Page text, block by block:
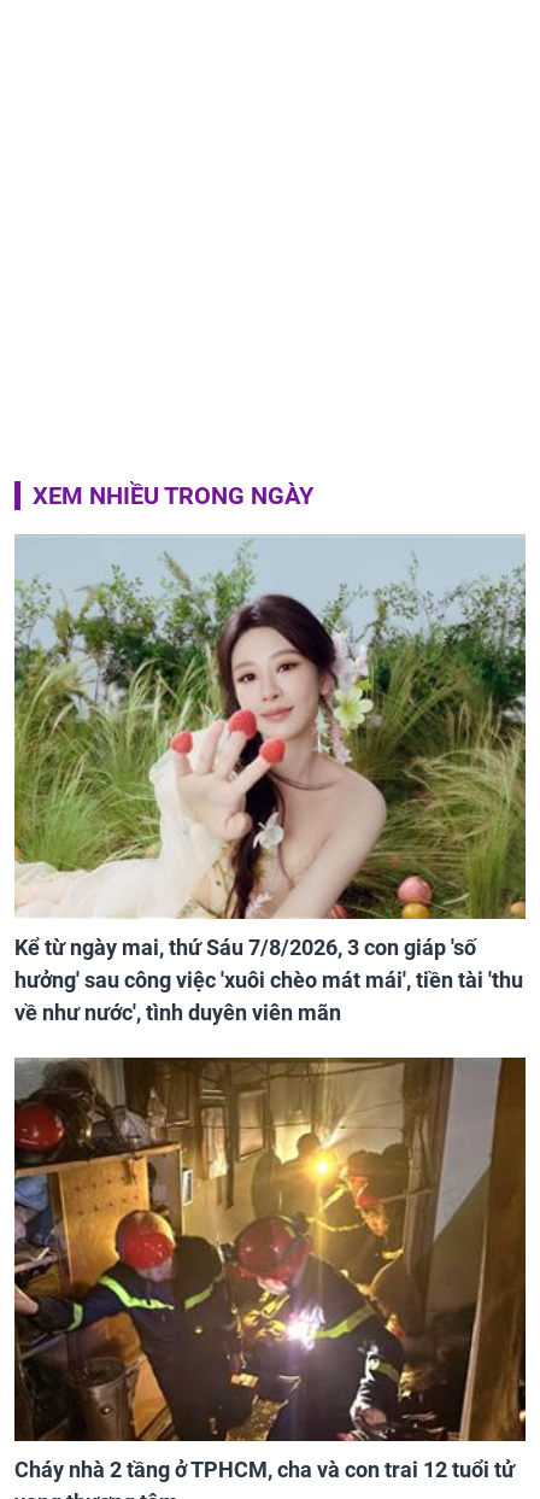
XEM NHIỀU TRONG NGÀY
Kể từ ngày mai, thứ Sáu 7/8/2026, 3 con giáp 'số
hưởng' sau công việc 'xuôi chèo mát mái', tiền tài 'thu
về như nước', tình duyên viên mãn
Cháy nhà 2 tầng ở TPHCM, cha và con trai 12 tuổi tử